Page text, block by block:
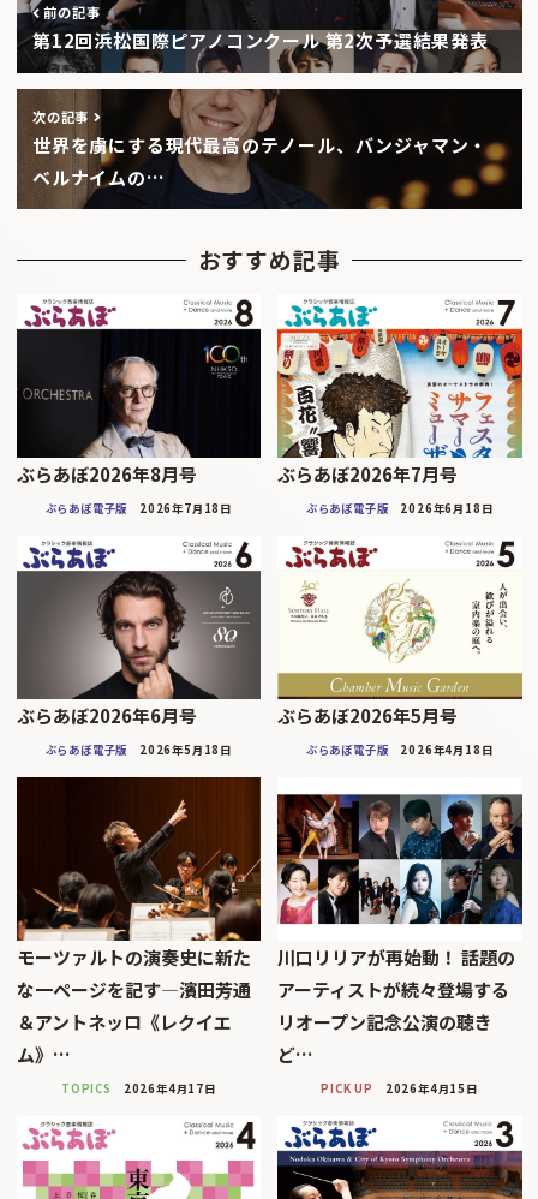
前の記事
第12回浜松国際ピアノコンクール 第2次予選結果発表
次の記事
世界を虜にする現代最高のテノール、バンジャマン・
ベルナイムの…
おすすめ記事
ぶらあぼ2026年8月号
ぶらあぼ電子版 2026年7月18日
ぶらあぼ2026年7月号
ぶらあぼ電子版 2026年6月18日
ぶらあぼ2026年6月号
ぶらあぼ電子版 2026年5月18日
ぶらあぼ2026年5月号
ぶらあぼ電子版 2026年4月18日
モーツァルトの演奏史に新た
な一ページを記す—濱田芳通
＆アントネッロ《レクイエ
ム》…
TOPICS 2026年4月17日
川口リリアが再始動！ 話題の
アーティストが続々登場する
リオープン記念公演の聴き
ど…
PICK UP 2026年4月15日